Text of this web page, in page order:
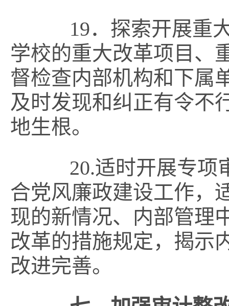
19．探索开展重大
学校的重大改革项目、
督检查内部机构和下属
及时发现和纠正有令不
地生根。
20.适时开展专项审
合党风廉政建设工作，
现的新情况、内部管理
改革的措施规定，揭示
改进完善。